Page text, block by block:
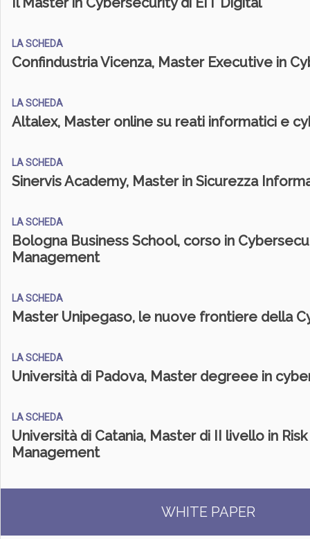
LA SCHEDA
Confindustria Vicenza, Master Executive in
LA SCHEDA
Altalex, Master online su reati informatici e
LA SCHEDA
Sinervis Academy, Master in Sicurezza
LA SCHEDA
Bologna Business School, corso in
Management
LA SCHEDA
Master Unipegaso, le nuove frontiere della
LA SCHEDA
Università di Padova, Master degreee in
LA SCHEDA
Università di Catania, Master di II livello in
Management
WHITE PAPER